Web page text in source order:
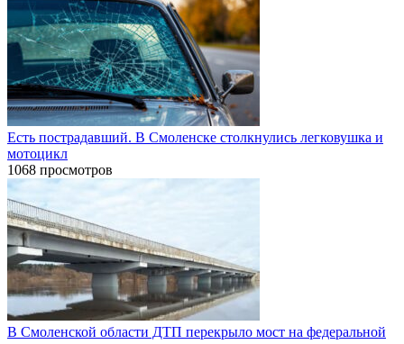
Есть пострадавший. В Смоленске столкнулись легковушка и
мотоцикл
1068 просмотров
В Смоленской области ДТП перекрыло мост на федеральной